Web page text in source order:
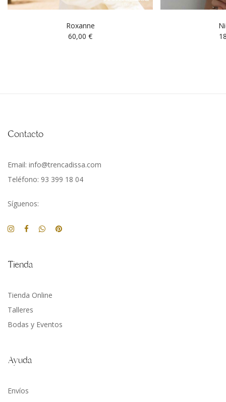
Roxanne
60,00 €
Contacto
Email: info@trencadissa.com
Teléfono: 93 399 18 04
Síguenos:
Tienda
Tienda Online
Talleres
Bodas y Eventos
Ayuda
Envíos